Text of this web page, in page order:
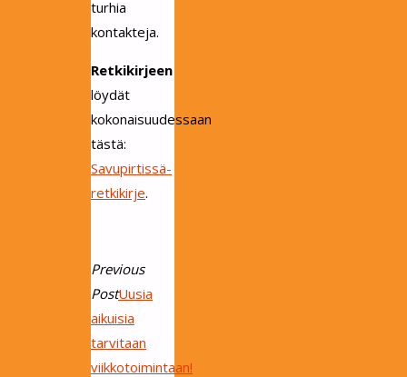
turhia
kontakteja.
Retkikirjeen
löydät
kokonaisuudessaan
tästä:
Savupirtissä-
retkikirje.
Previous
PostUusia
aikuisia
tarvitaan
viikkotoimintaan!